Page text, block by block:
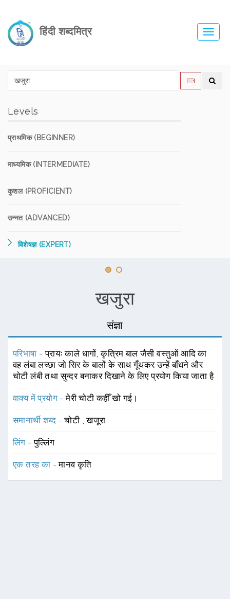
हिंदी शब्दमित्र
Levels
प्राथमिक (BEGINNER)
माध्यमिक (INTERMEDIATE)
कुशल (PROFICIENT)
उन्नत (ADVANCED)
विशेषज्ञ (EXPERT)
खजुरा
संज्ञा
परिभाषा -प्रायः काले धागों, कृत्रिम बाल जैसी वस्तुओं आदि का
वह लंबा लच्छा जो सिर के बालों के साथ गूँथकर उन्हें बाँधने और
चोटी लंबी तथा सुन्दर बनाकर दिखाने के लिए प्रयोग किया जाता है
वाक्य में प्रयोग -मेरी चोटी कहीँ खो गई।
समानार्थी शब्द -चोटी ,खजूरा
लिंग -पुल्लिंग
एक तरह का -मानव कृति